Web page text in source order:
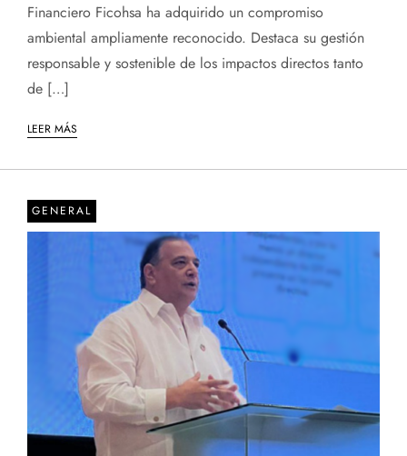
Financiero Ficohsa ha adquirido un compromiso
ambiental ampliamente reconocido. Destaca su gestión
responsable y sostenible de los impactos directos tanto
de […]
LEER MÁS
GENERAL